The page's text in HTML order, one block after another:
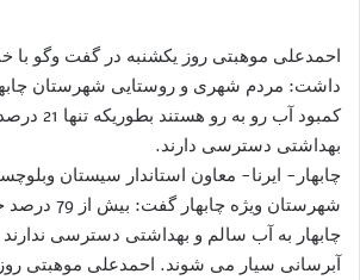
احمدعلی موهبتی روز یکشنبه در گفت وگو با
داشت: مردم شهری و روستایی شهرستان
کمبود آب رو
بهداشتی دسترسی دارند.
چابهار- ایرنا- معاون استاندار سیستان
شهرستان ویژه
چابهار به آب سالم و بهداشتی دسترسی ندارند
آبرسانی سیار می شوند. احمدعلی موهبتی